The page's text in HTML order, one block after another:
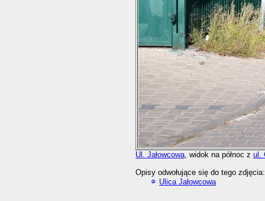
Ul. Jałowcowa, widok na północ z ul.
Opisy odwołujące się do tego zdjęcia:
Ulica Jałowcowa